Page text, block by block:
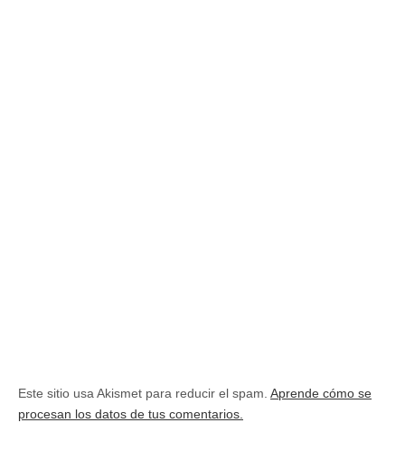
Este sitio usa Akismet para reducir el spam. Aprende cómo se
procesan los datos de tus comentarios.